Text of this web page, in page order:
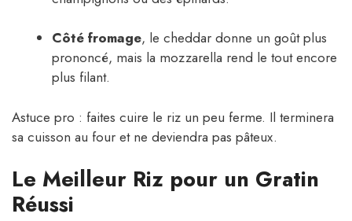
Côté fromage, le cheddar donne un goût plus
prononcé, mais la mozzarella rend le tout encore
plus filant.
Astuce pro : faites cuire le riz un peu ferme. Il terminera
sa cuisson au four et ne deviendra pas pâteux.
Le Meilleur Riz pour un Gratin
Réussi